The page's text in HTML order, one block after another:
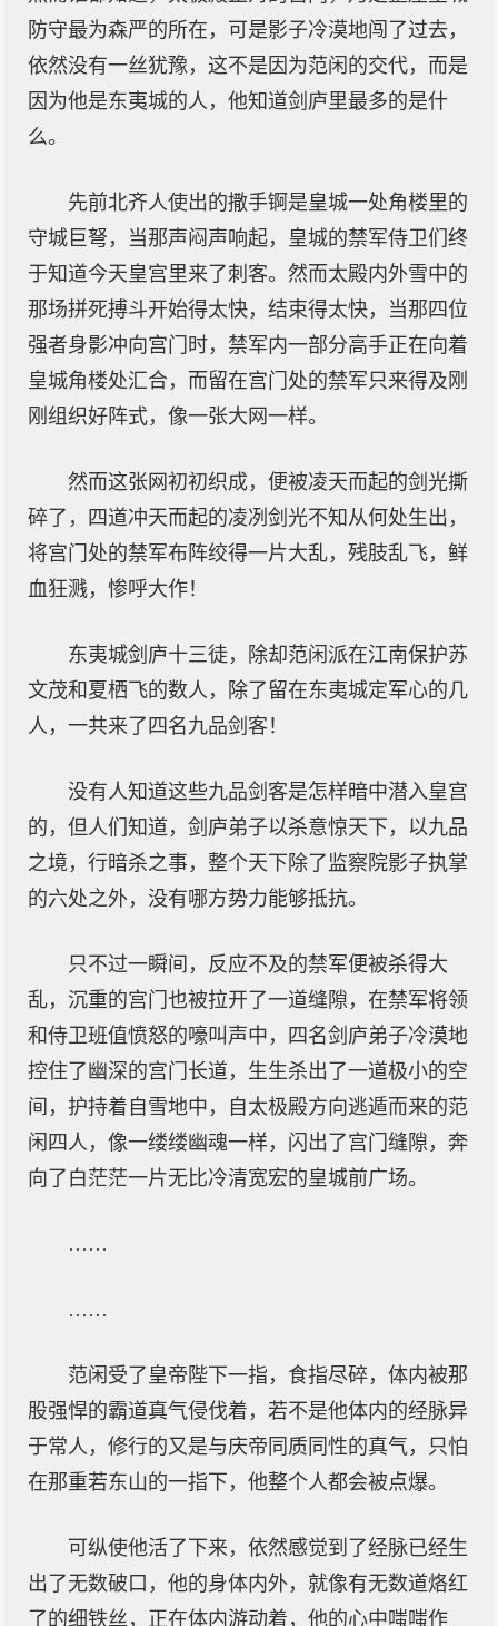
防守最为森严的所在，可是影子冷漠地闯了过去，
依然没有一丝犹豫，这不是因为范闲的交代，而是
因为他是东夷城的人，他知道剑庐里最多的是什
么。
先前北齐人使出的撒手锕是皇城一处角楼里的
守城巨弩，当那声闷声响起，皇城的禁军侍卫们终
于知道今天皇宫里来了刺客。然而太殿内外雪中的
那场拼死搏斗开始得太快，结束得太快，当那四位
强者身影冲向宫门时，禁军内一部分高手正在向着
皇城角楼处汇合，而留在宫门处的禁军只来得及刚
刚组织好阵式，像一张大网一样。
然而这张网初初织成，便被凌天而起的剑光撕
碎了，四道冲天而起的凌冽剑光不知从何处生出，
将宫门处的禁军布阵绞得一片大乱，残肢乱飞，鲜
血狂溅，惨呼大作！
东夷城剑庐十三徒，除却范闲派在江南保护苏
文茂和夏栖飞的数人，除了留在东夷城定军心的几
人，一共来了四名九品剑客！
没有人知道这些九品剑客是怎样暗中潜入皇宫
的，但人们知道，剑庐弟子以杀意惊天下，以九品
之境，行暗杀之事，整个天下除了监察院影子执掌
的六处之外，没有哪方势力能够抵抗。
只不过一瞬间，反应不及的禁军便被杀得大
乱，沉重的宫门也被拉开了一道缝隙，在禁军将领
和侍卫班值愤怒的嚎叫声中，四名剑庐弟子冷漠地
控住了幽深的宫门长道，生生杀出了一道极小的空
间，护持着自雪地中，自太极殿方向逃遁而来的范
闲四人，像一缕缕幽魂一样，闪出了宫门缝隙，奔
向了白茫茫一片无比冷清宽宏的皇城前广场。
……
……
范闲受了皇帝陛下一指，食指尽碎，体内被那
股强悍的霸道真气侵伐着，若不是他体内的经脉异
于常人，修行的又是与庆帝同质同性的真气，只怕
在那重若东山的一指下，他整个人都会被点爆。
可纵使他活了下来，依然感觉到了经脉已经生
出了无数破口，他的身体内外，就像有无数道烙红
了的细铁丝，正在体内游动着，他的心中嗤嗤作